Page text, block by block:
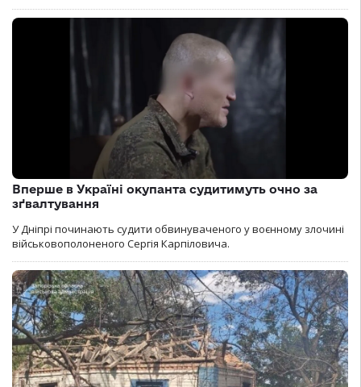
Вперше в Україні окупанта судитимуть очно за
зґвалтування
У Дніпрі починають судити обвинуваченого у воєнному злочині
військовополоненого Сергія Карпіловича.